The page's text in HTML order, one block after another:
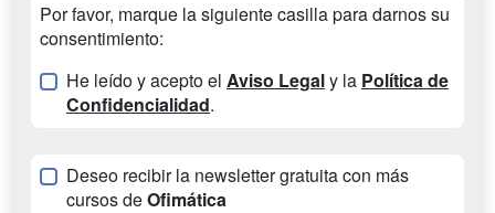
Por favor, marque la siguiente casilla para darnos su
consentimiento:
He leído y acepto el Aviso Legaly la Política de
Confidencialidad.
Deseo recibir la newsletter gratuita con más
cursos deOfimática